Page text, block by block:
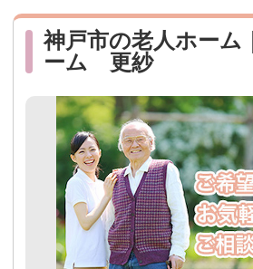
神戸市の老人ホーム
ーム 更紗